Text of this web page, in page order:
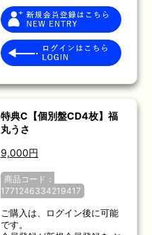
特典C【個別盤CD4枚】福
丸うさ
9,000円
商品コード：
1771246334219417
ご購入は、ログイン後に可能
です。